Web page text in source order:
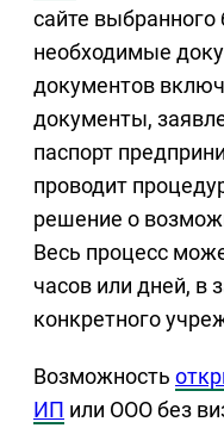
сайте выбранного
необходимые
документов
документы,
паспорт
проводит
решение о
Весь процесс
часов или дней, в
конкретного
Возможность
ИП или ООО без